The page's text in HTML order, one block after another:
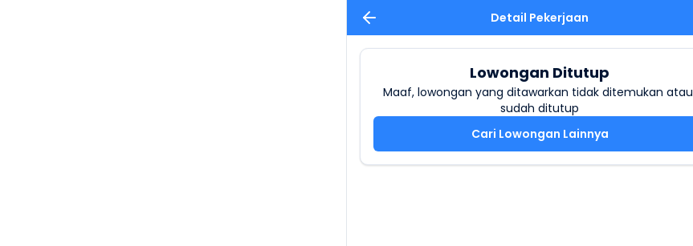
Detail Pekerjaan
Lowongan Ditutup
Maaf, lowongan yang ditawarkan tidak ditemukan atau
sudah ditutup
Cari Lowongan Lainnya